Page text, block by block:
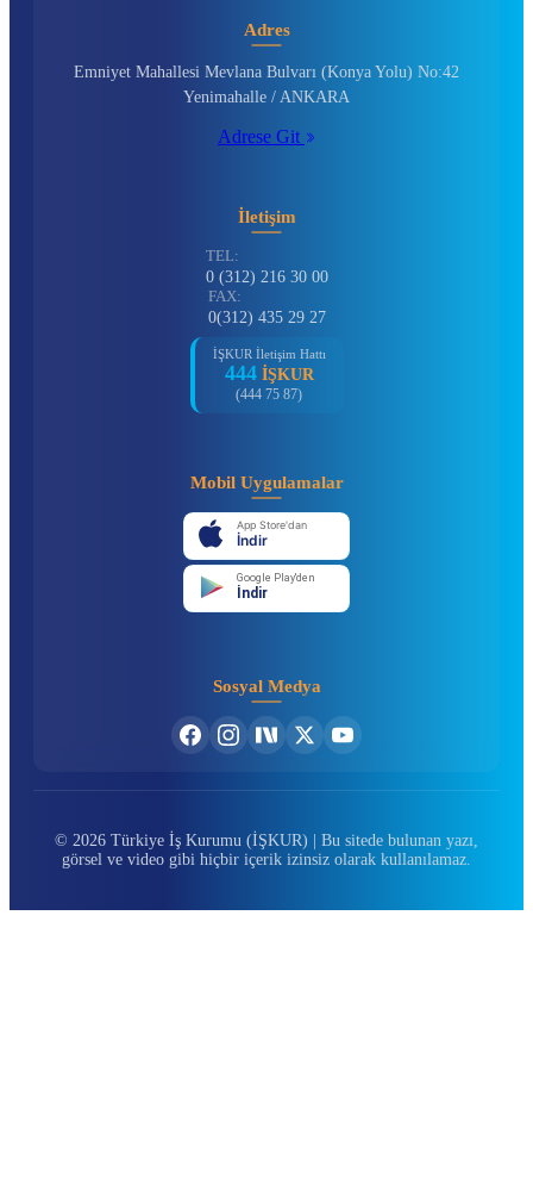
Adres
Emniyet Mahallesi Mevlana Bulvarı (Konya Yolu) No:42
Yenimahalle / ANKARA
Adrese Git
İletişim
TEL:
0 (312) 216 30 00
FAX:
0(312) 435 29 27
İŞKUR İletişim Hattı
444 İŞKUR
(444 75 87)
Mobil Uygulamalar
App Store'dan
İndir
Google Play'den
İndir
Sosyal Medya
© 2026 Türkiye İş Kurumu (İŞKUR) | Bu sitede bulunan yazı,
görsel ve video gibi hiçbir içerik izinsiz olarak kullanılamaz.